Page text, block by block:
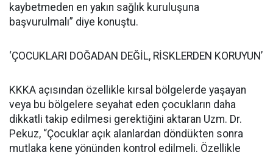
kaybetmeden en yakın sağlık kuruluşuna
başvurulmalı” diye konuştu.
‘ÇOCUKLARI DOĞADAN DEĞİL, RİSKLERDEN KORUYUN’
KKKA açısından özellikle kırsal bölgelerde yaşayan
veya bu bölgelere seyahat eden çocukların daha
dikkatli takip edilmesi gerektiğini aktaran Uzm. Dr.
Pekuz, “Çocuklar açık alanlardan döndükten sonra
mutlaka kene yönünden kontrol edilmeli. Özellikle